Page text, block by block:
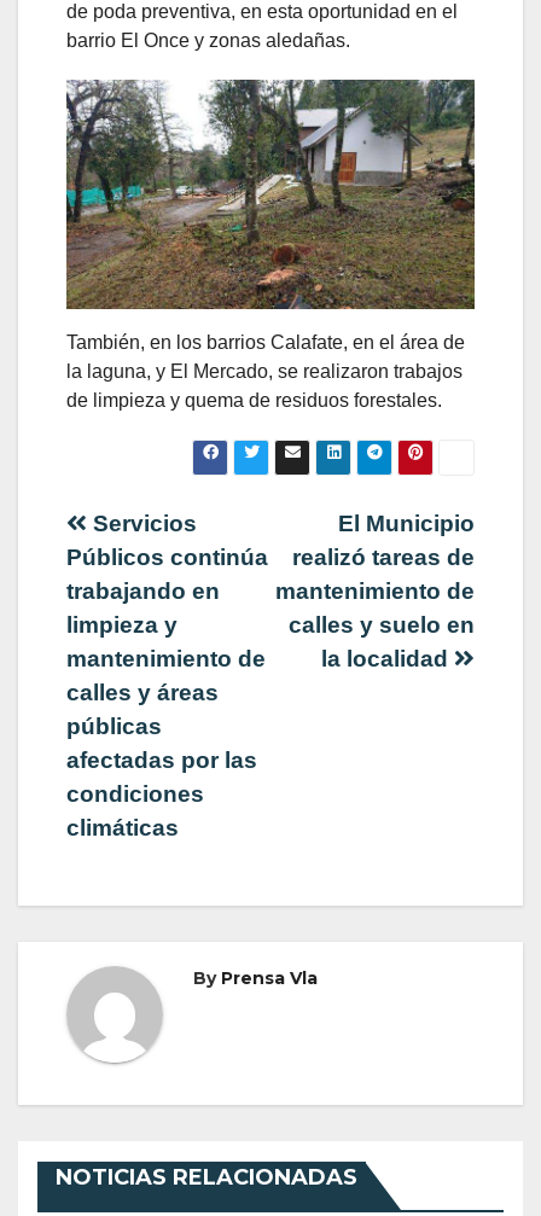
de poda preventiva, en esta oportunidad en el
barrio El Once y zonas aledañas.
También, en los barrios Calafate, en el área de
la laguna, y El Mercado, se realizaron trabajos
de limpieza y quema de residuos forestales.
Navegación
de
entradas
El Municipio
realizó tareas de
mantenimiento de
calles y suelo en
la localidad
Servicios
Públicos continúa
trabajando en
limpieza y
mantenimiento de
calles y áreas
públicas
afectadas por las
condiciones
climáticas
By Prensa Vla
NOTICIAS RELACIONADAS